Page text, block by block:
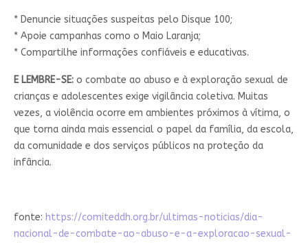
* Denuncie situações suspeitas pelo Disque 100;
* Apoie campanhas como o Maio Laranja;
* Compartilhe informações confiáveis e educativas.
E LEMBRE-SE:o combate ao abuso e à exploração sexual de
crianças e adolescentes exige vigilância coletiva. Muitas
vezes, a violência ocorre em ambientes próximos à vítima, o
que torna ainda mais essencial o papel da família, da escola,
da comunidade e dos serviços públicos na proteção da
infância.
fonte: https://comiteddh.org.br/ultimas-noticias/dia-
nacional-de-combate-ao-abuso-e-a-exploracao-sexual-